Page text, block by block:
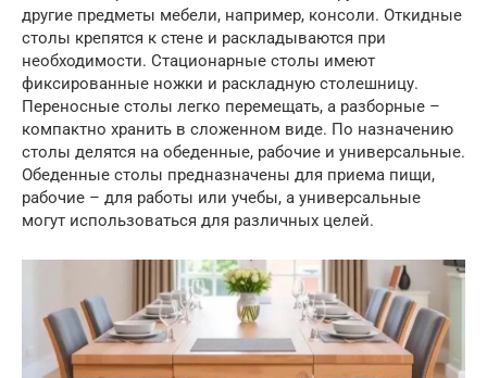
другие предметы мебели, например, консоли. Откидные
столы крепятся к стене и раскладываются при
необходимости. Стационарные столы имеют
фиксированные ножки и раскладную столешницу.
Переносные столы легко перемещать, а разборные –
компактно хранить в сложенном виде. По назначению
столы делятся на обеденные, рабочие и универсальные.
Обеденные столы предназначены для приема пищи,
рабочие – для работы или учебы, а универсальные
могут использоваться для различных целей.